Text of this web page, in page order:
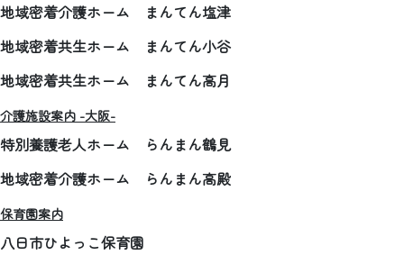
地域密着介護ホーム まんてん塩津
地域密着共生ホーム まんてん小谷
地域密着共生ホーム まんてん高月
介護施設案内 -大阪-
特別養護老人ホーム らんまん鶴見
地域密着介護ホーム らんまん高殿
保育園案内
八日市ひよっこ保育園